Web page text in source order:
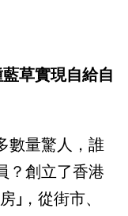
藍草實現自給自
數量驚人，誰
？創立了香港
」，從街市、